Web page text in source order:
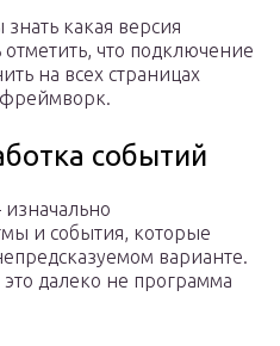
какая версия
отметить, что подключение
на всех страницах
фреймворк.
событий
и события, которые
варианте.
далеко не программа